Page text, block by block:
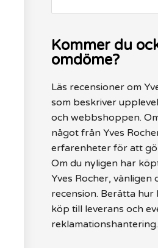
Kommer du
omdöme?
Läs recensioner om
som beskriver
och webbshoppen.
något från Yves
erfarenheter för att
Om du nyligen har
Yves Rocher, vänligen
recension. Berätta
köp till leverans och
reklamationshantering.